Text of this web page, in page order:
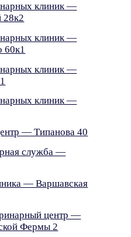
клиник —
28к2
клиник —
60к1
клиник —
клиник —
— Типанова 40
служба —
— Варшавская
центр —
Фермы 2